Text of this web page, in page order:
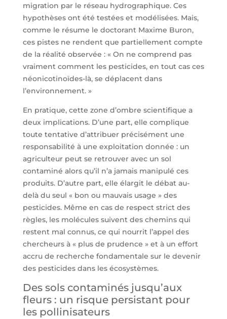
migration par le réseau hydrographique. Ces
hypothèses ont été testées et modélisées. Mais,
comme le résume le doctorant Maxime Buron,
ces pistes ne rendent que partiellement compte
de la réalité observée : « On ne comprend pas
vraiment comment les pesticides, en tout cas ces
néonicotinoïdes-là, se déplacent dans
l’environnement. »
En pratique, cette zone d’ombre scientifique a
deux implications. D’une part, elle complique
toute tentative d’attribuer précisément une
responsabilité à une exploitation donnée : un
agriculteur peut se retrouver avec un sol
contaminé alors qu’il n’a jamais manipulé ces
produits. D’autre part, elle élargit le débat au-
delà du seul « bon ou mauvais usage » des
pesticides. Même en cas de respect strict des
règles, les molécules suivent des chemins qui
restent mal connus, ce qui nourrit l’appel des
chercheurs à « plus de prudence » et à un effort
accru de recherche fondamentale sur le devenir
des pesticides dans les écosystèmes.
Des sols contaminés jusqu’aux
fleurs : un risque persistant pour
les pollinisateurs